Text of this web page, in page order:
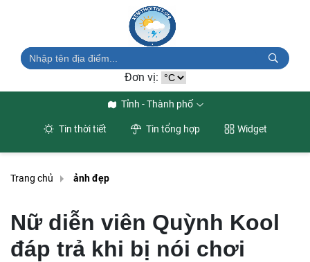
Đơn vị:
Tỉnh - Thành phố
Tin thời tiết Tin tổng hợp Widget
Trang chủ ảnh đẹp
Nữ diễn viên Quỳnh Kool
đáp trả khi bị nói chơi